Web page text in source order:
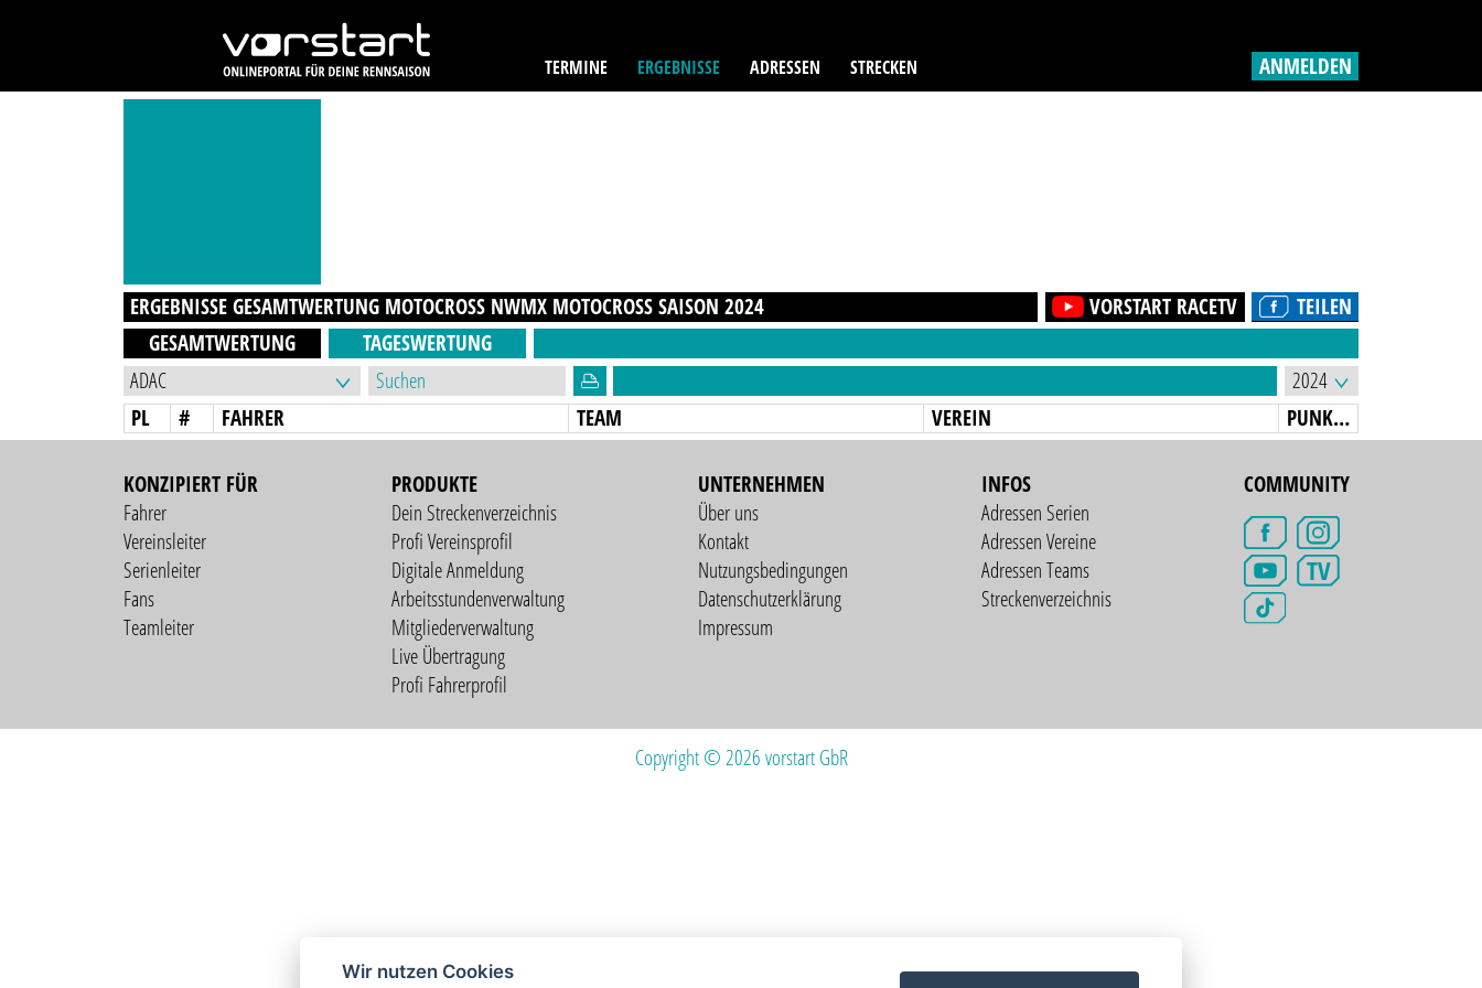
TERMINE ERGEBNISSE ADRESSEN STRECKEN ANMELDEN
ERGEBNISSE GESAMTWERTUNG MOTOCROSS NWMX MOTOCROSSSAISON2024 TEILEN
VORSTART RACETV
GESAMTWERTUNG
TAGESWERTUNG
PL # FAHRER TEAM VEREIN PUNKTE
KONZIPIERT FÜR
Fahrer
Vereinsleiter
Serienleiter
Fans
Teamleiter
PRODUKTE
Dein Streckenverzeichnis
Profi Vereinsprofil
Digitale Anmeldung
Arbeitsstundenverwaltung
Mitgliederverwaltung
Live Übertragung
Profi Fahrerprofil
UNTERNEHMEN
Über uns
Kontakt
Nutzungsbedingungen
Datenschutzerklärung
Impressum
INFOS
Adressen Serien
Adressen Vereine
Adressen Teams
Streckenverzeichnis
COMMUNITY
TV
Copyright © 2026 vorstart GbR
Wir nutzen Cookies